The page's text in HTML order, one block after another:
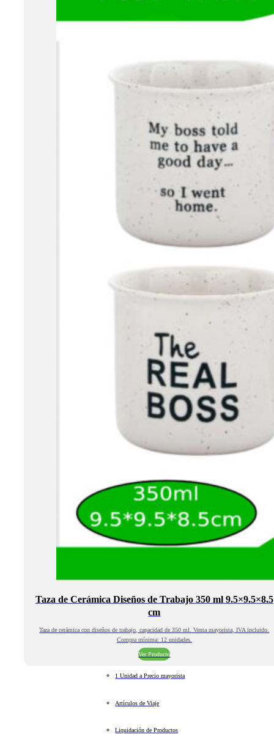
Taza de Cerámica Diseños de Trabajo 350 ml 9.5×9.5×8.5
cm
Taza de cerámica con diseños de trabajo, capacidad de 350 ml. Venta mayorista, IVA incluido.
Compra mínima: 12 unidades.
Ver Producto
1 Unidad a Precio mayorista
Artículos de Viaje
Liquidación de Productos